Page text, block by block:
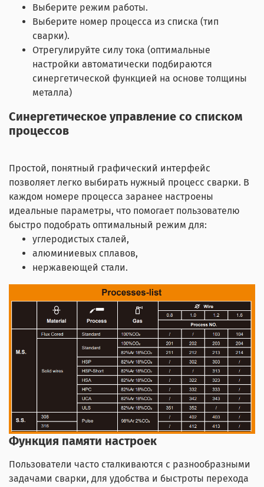
Выберите режим работы.
Выберите номер процесса из списка (тип
сварки).
Отрегулируйте силу тока (оптимальные
настройки автоматически подбираются
синергетической функцией на основе толщины
металла)
Синергетическое управление со списком
процессов
Простой, понятный графический интерфейс
позволяет легко выбирать нужный процесс сварки. В
каждом номере процесса заранее настроены
идеальные параметры, что помогает пользователю
быстро подобрать оптимальный режим для:
углеродистых сталей,
алюминиевых сплавов,
нержавеющей стали.
Функция памяти настроек
Пользователи часто сталкиваются с разнообразными
задачами сварки, для удобства и быстроты перехода